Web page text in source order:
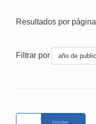
Resultados por página
Filtrar por